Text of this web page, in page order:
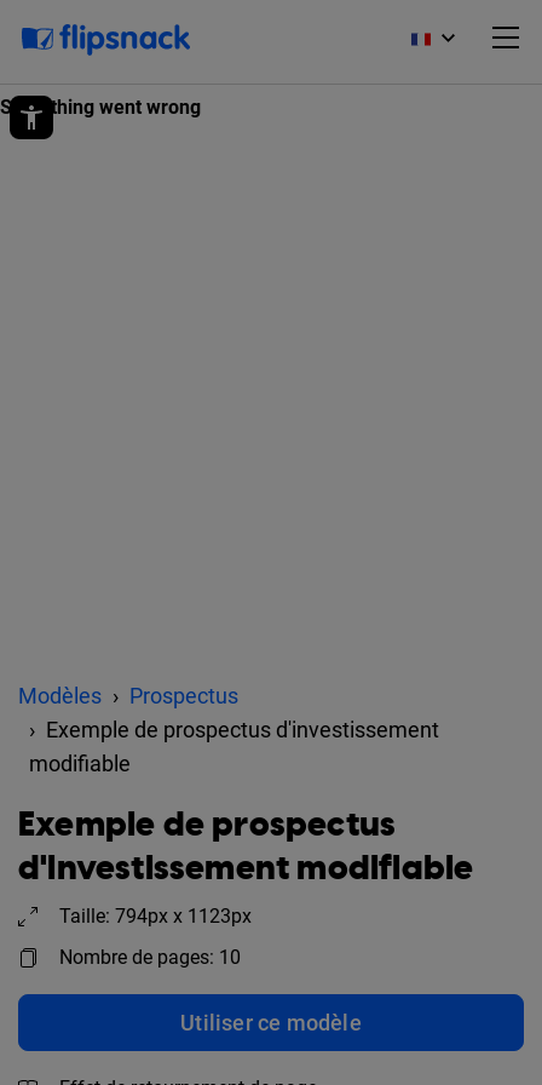
Modèles
Prospectus
Exemple de prospectus d'investissement
modifiable
Exemple de prospectus
d'investissement modifiable
Taille: 794px x 1123px
Nombre de pages: 10
Utiliser ce modèle